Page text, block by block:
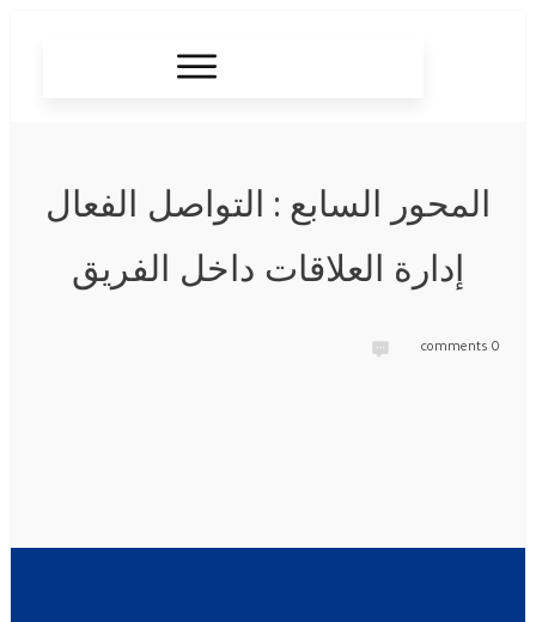
المحور السابع : التواصل الفعال
إدارة العلاقات داخل الفريق